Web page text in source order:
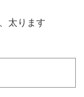
太ります